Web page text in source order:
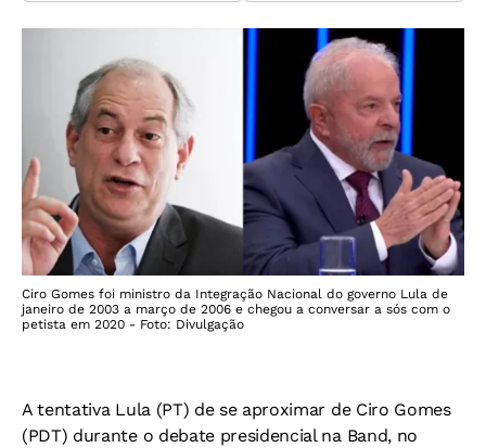
Ciro Gomes foi ministro da Integração Nacional do governo Lula de
janeiro de 2003 a março de 2006 e chegou a conversar a sós com o
petista em 2020 - Foto: Divulgação
A tentativa Lula (PT) de se aproximar de Ciro Gomes
(PDT) durante o debate presidencial na Band, no